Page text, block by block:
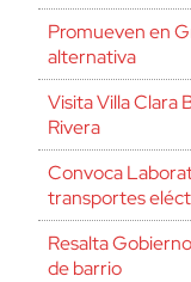
Promueven en
alternativa
Visita Villa Clara
Rivera
Convoca
transportes
Resalta
de barrio